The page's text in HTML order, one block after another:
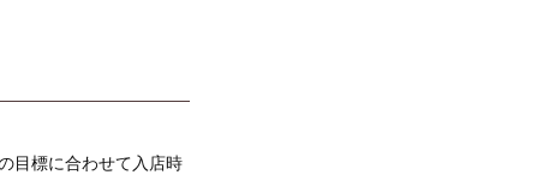
目標に合わせて入店時